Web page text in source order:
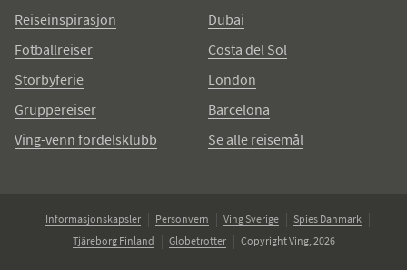
Reiseinspirasjon
Fotballreiser
Storbyferie
Gruppereiser
Ving-venn fordelsklubb
Dubai
Costa del Sol
London
Barcelona
Se alle reisemål
Informasjonskapsler Personvern Ving Sverige
Spies Danmark
Tjäreborg Finland
Globetrotter Copyright Ving, 2026